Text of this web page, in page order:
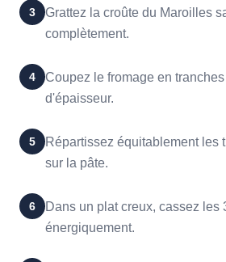
3
Grattez la croûte du Maroilles
complètement.
4
Coupez le fromage en
d'épaisseur.
5
Répartissez équitablement les
sur la pâte.
6
Dans un plat creux, cassez
énergiquement.